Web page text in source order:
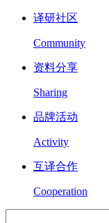
译研社区
Community
资料分享
Sharing
品牌活动
Activity
互译合作
Cooperation